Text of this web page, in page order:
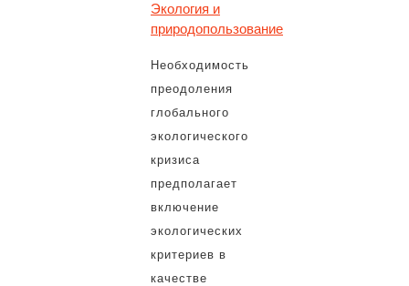
Экология и
природопользование
Необходимость
преодоления
глобального
экологического
кризиса
предполагает
включение
экологических
критериев в
качестве